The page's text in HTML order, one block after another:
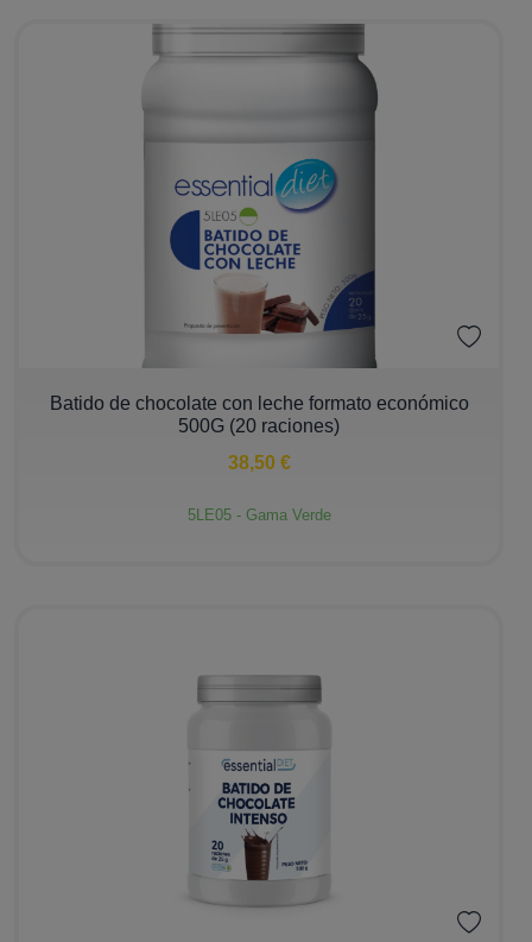
+
Batido de chocolate con leche formato económico
500G (20 raciones)
38,50 €
5LE05 - Gama Verde